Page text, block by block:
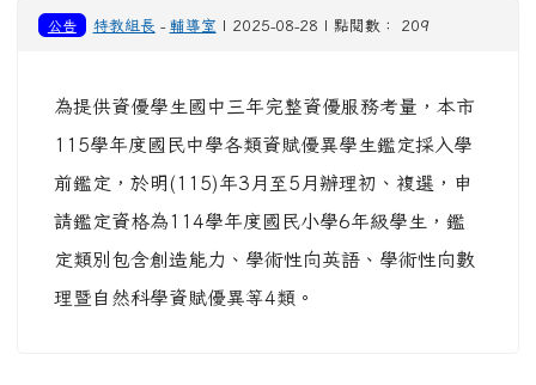
公告 特教組長 - 輔導室 | 2025-08-28 | 點閱數： 209
為提供資優學生國中三年完整資優服務考量，本市
115學年度國民中學各類資賦優異學生鑑定採入學
前鑑定，於明(115)年3月至5月辦理初、複選，申
請鑑定資格為114學年度國民小學6年級學生，鑑
定類別包含創造能力、學術性向英語、學術性向數
理暨自然科學資賦優異等4類。